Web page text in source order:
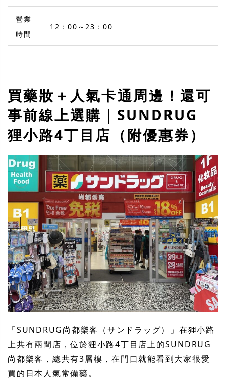
營業
時間
12：00～23：00
買藥妝＋人氣卡通周邊！還可
事前線上選購｜SUNDRUG
狸小路4丁目店（附優惠券）
「SUNDRUG尚都樂客（サンドラッグ）」在狸小路
上共有兩間店，位於狸小路4丁目店上的SUNDRUG
尚都樂客，總共有3層樓，在門口就能看到大家很愛
買的日本人氣常備藥。